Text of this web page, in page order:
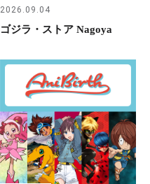
2026.09.04
ゴジラ・ストア Nagoya